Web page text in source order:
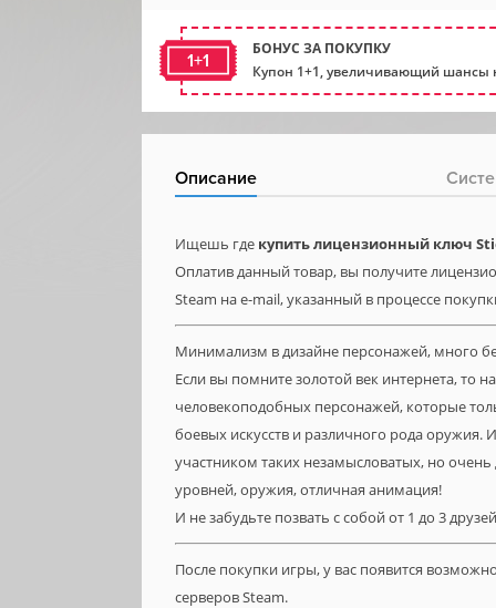
1+1
БОНУС ЗА ПОКУПКУ
Купон 1+1, увеличивающий шансы
Описание
Ищешь где купить лицензионный ключ
Оплатив данный товар, вы получите
Steam на e-mail, указанный в процессе
Минимализм в дизайне персонажей, много
Если вы помните золотой век интернета, то
человекоподобных персонажей, которые
боевых искусств и различного рода
участником таких незамысловатых, но
уровней, оружия, отличная анимация!
И не забудьте позвать с собой от 1 до 3
После покупки игры, у вас появится
серверов Steam.